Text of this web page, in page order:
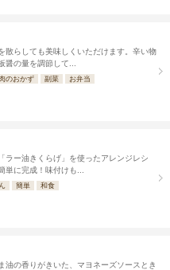
散らしても美味しくいただけます。辛い物
醤の量を調節して...
のおかず 副菜
お弁当
ラー油きくらげ」を使ったアレンジレシ
単に完成！味付けも...
簡単 和食
油の香りがきいた、マヨネーズソースとき